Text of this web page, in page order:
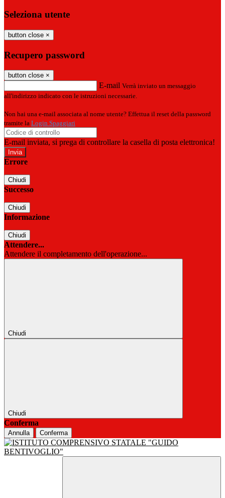
Seleziona utente
button close ×
Recupero password
button close ×
E-mail Verrà inviato un messaggio
all'indirizzo indicato con le istruzioni necessarie.
Non hai una e-mail associata al nome utente? Effettua il reset della password
tramite la Login Spaggiari
E-mail inviata, si prega di controllare la casella di posta elettronica!
Errore
Chiudi
Successo
Chiudi
Informazione
Chiudi
Attendere...
Attendere il completamento dell'operazione...
Chiudi
Chiudi
Conferma
Annulla Conferma